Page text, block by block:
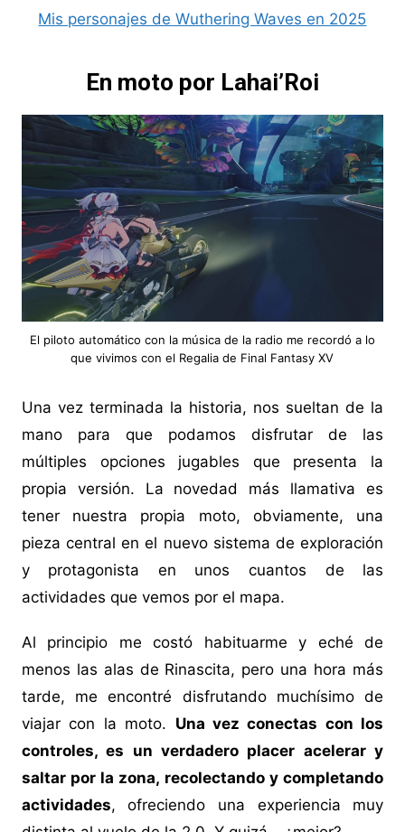
Mis personajes de Wuthering Waves en 2025
En moto por Lahai’Roi
El piloto automático con la música de la radio me recordó a lo
que vivimos con el Regalia de Final Fantasy XV
Una vez terminada la historia, nos sueltan de la
mano para que podamos disfrutar de las
múltiples opciones jugables que presenta la
propia versión. La novedad más llamativa es
tener nuestra propia moto, obviamente, una
pieza central en el nuevo sistema de exploración
y protagonista en unos cuantos de las
actividades que vemos por el mapa.
Al principio me costó habituarme y eché de
menos las alas de Rinascita, pero una hora más
tarde, me encontré disfrutando muchísimo de
viajar con la moto. Una vez conectas con los
controles, es un verdadero placer acelerar y
saltar por la zona, recolectando y completando
actividades, ofreciendo una experiencia muy